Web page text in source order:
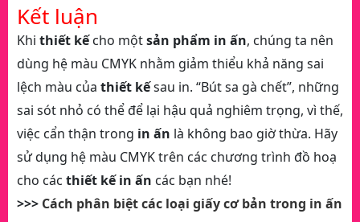
Kết luận
Khi thiết kếcho mộtsản phẩm in ấn, chúng ta nên
dùng hệ màu CMYK nhằm giảm thiểu khả năng sai
lệch màu của thiết kếsau in. “Bút sa gà chết”, những
sai sót nhỏ có thể để lại hậu quả nghiêm trọng, vì thế,
việc cẩn thận trong in ấn là không bao giờ thừa. Hãy
sử dụng hệ màu CMYK trên các chương trình đồ hoạ
cho các thiết kế in ấn các bạn nhé!
>>> Cách phân biệt các loại giấy cơ bản trong in ấn